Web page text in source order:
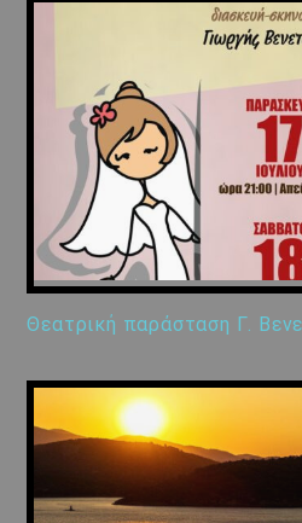
Θεατρική παράσταση Γ.